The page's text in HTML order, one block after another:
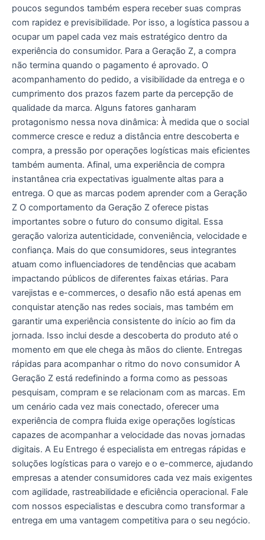
poucos segundos também espera receber suas compras
com rapidez e previsibilidade. Por isso, a logística passou a
ocupar um papel cada vez mais estratégico dentro da
experiência do consumidor. Para a Geração Z, a compra
não termina quando o pagamento é aprovado. O
acompanhamento do pedido, a visibilidade da entrega e o
cumprimento dos prazos fazem parte da percepção de
qualidade da marca. Alguns fatores ganharam
protagonismo nessa nova dinâmica: À medida que o social
commerce cresce e reduz a distância entre descoberta e
compra, a pressão por operações logísticas mais eficientes
também aumenta. Afinal, uma experiência de compra
instantânea cria expectativas igualmente altas para a
entrega. O que as marcas podem aprender com a Geração
Z O comportamento da Geração Z oferece pistas
importantes sobre o futuro do consumo digital. Essa
geração valoriza autenticidade, conveniência, velocidade e
confiança. Mais do que consumidores, seus integrantes
atuam como influenciadores de tendências que acabam
impactando públicos de diferentes faixas etárias. Para
varejistas e e-commerces, o desafio não está apenas em
conquistar atenção nas redes sociais, mas também em
garantir uma experiência consistente do início ao fim da
jornada. Isso inclui desde a descoberta do produto até o
momento em que ele chega às mãos do cliente. Entregas
rápidas para acompanhar o ritmo do novo consumidor A
Geração Z está redefinindo a forma como as pessoas
pesquisam, compram e se relacionam com as marcas. Em
um cenário cada vez mais conectado, oferecer uma
experiência de compra fluida exige operações logísticas
capazes de acompanhar a velocidade das novas jornadas
digitais. A Eu Entrego é especialista em entregas rápidas e
soluções logísticas para o varejo e o e-commerce, ajudando
empresas a atender consumidores cada vez mais exigentes
com agilidade, rastreabilidade e eficiência operacional. Fale
com nossos especialistas e descubra como transformar a
entrega em uma vantagem competitiva para o seu negócio.